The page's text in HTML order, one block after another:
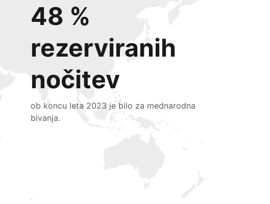
48 %
rezerviranih
nočitev
ob koncu leta 2023 je bilo za mednarodna
bivanja.